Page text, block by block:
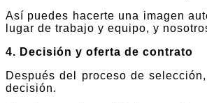
Así puedes hacerte una imagen
lugar de trabajo y equipo, y
4. Decisión y oferta de contrato
Después del proceso de
decisión.